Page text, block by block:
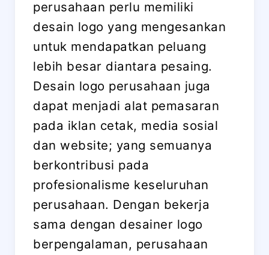
perusahaan perlu memiliki
desain logo yang mengesankan
untuk mendapatkan peluang
lebih besar diantara pesaing.
Desain logo perusahaan juga
dapat menjadi alat pemasaran
pada iklan cetak, media sosial
dan website; yang semuanya
berkontribusi pada
profesionalisme keseluruhan
perusahaan. Dengan bekerja
sama dengan desainer logo
berpengalaman, perusahaan